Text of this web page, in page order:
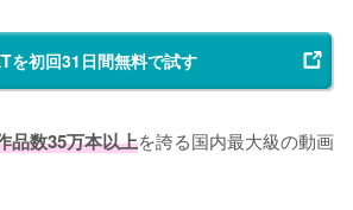
を初回31日間無料で試す
品数35万本以上を誇る国内最大級の動画